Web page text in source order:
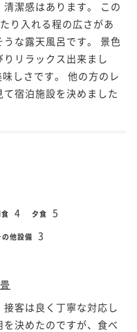
潔感はあります。 この
り入れる程の広さがあ
な露天風呂です。 景色
リラックス出来まし
しさです。 他の方のレ
宿泊施設を決めました
4 夕食 5
の他設備 3
客は良く丁寧な対応し
決めたのですが、食べ